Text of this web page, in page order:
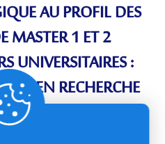
AU PROFIL DES
MASTER 1 ET 2
UNIVERSITAIRES :
EN RECHERCHE